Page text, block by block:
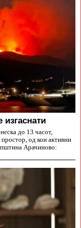
до 13 часот,
од кои активни
Арачиново: